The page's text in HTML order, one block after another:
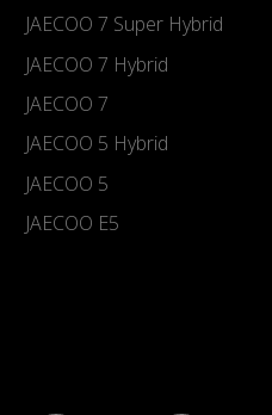
JAECOO 7 Super Hybrid
JAECOO 7 Hybrid
JAECOO 7
JAECOO 5 Hybrid
JAECOO 5
JAECOO E5